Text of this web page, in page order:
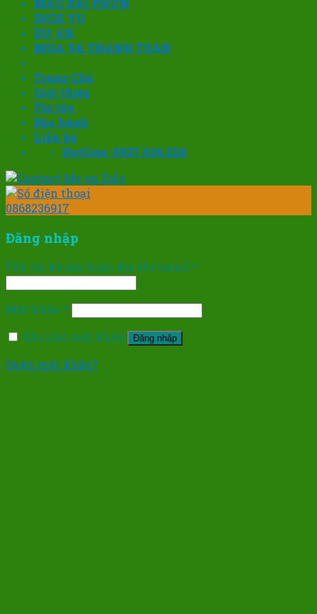
MẪU ĐÀI PHUN
DỊCH VỤ
DỰ ÁN
MUA VÀ THANH TOÁN
Trang Chủ
Giới thiệu
Tin tức
Bảo hành
Liên hệ
Hotline: 0937.636.528
0868236917
Đăng nhập
Tên tài khoản hoặc địa chỉ email *
Mật khẩu *
Ghi nhớ mật khẩu
Đăng nhập
Quên mật khẩu?